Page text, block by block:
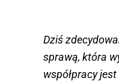
Dziś
sprawą, która
współpracy